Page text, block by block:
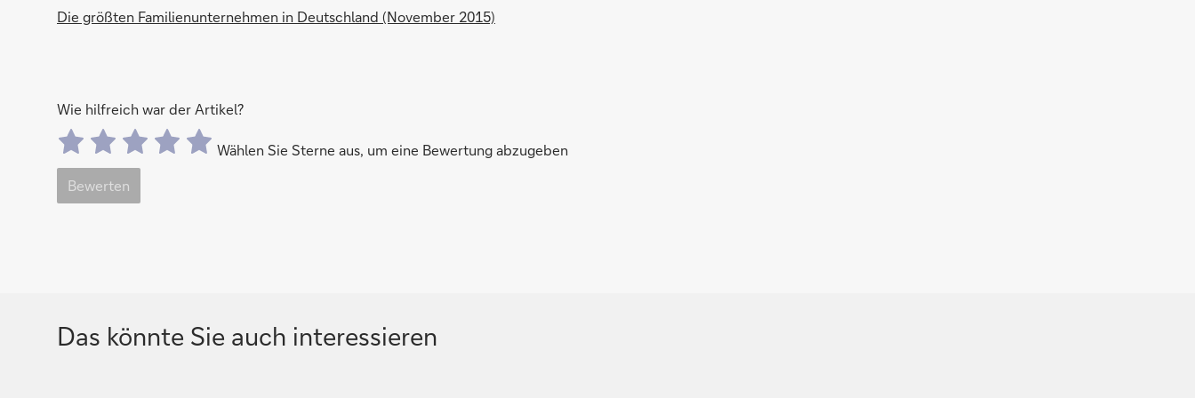
Die größten Familienunternehmen in Deutschland (November 2015)
Wie hilfreich war der Artikel?
Wählen Sie Sterne aus, um eine Bewertung abzugeben
Bewerten
Das könnte Sie auch interessieren